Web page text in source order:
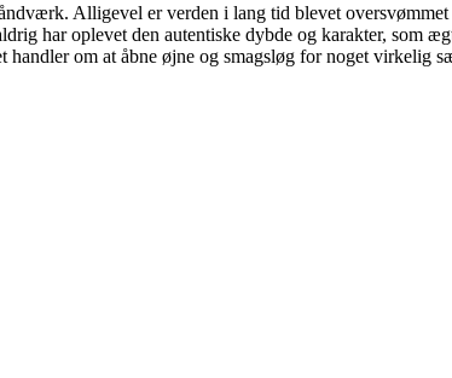
Alligevel er verden i lang tid blevet
har oplevet den autentiske dybde og karakter, som
om at åbne øjne og smagsløg for noget virkelig